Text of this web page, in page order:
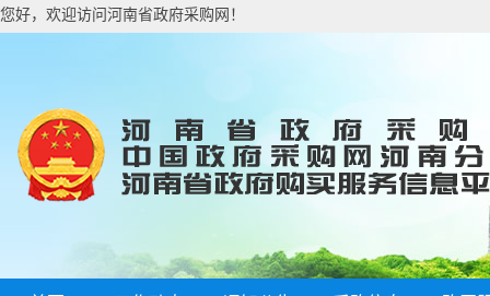
您好，欢迎访问河南省政府采购网！